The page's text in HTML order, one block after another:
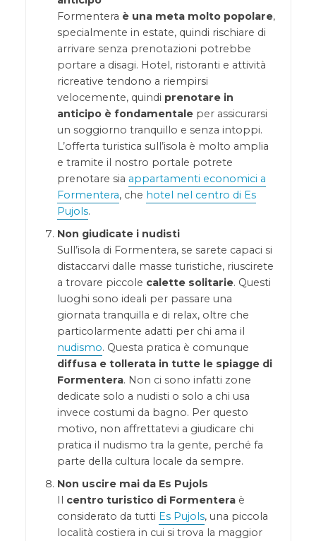
Formentera è una meta molto popolare,
specialmente in estate, quindi rischiare di
arrivare senza prenotazioni potrebbe
portare a disagi. Hotel, ristoranti e attività
ricreative tendono a riempirsi
velocemente, quindi prenotare in
anticipo è fondamentaleper assicurarsi
un soggiorno tranquillo e senza intoppi.
L’offerta turistica sull’isola è molto amplia
e tramite il nostro portale potrete
prenotare sia appartamenti economici a
Formentera, che hotel nel centro di Es
Pujols.
Non giudicate i nudisti
Sull’isola di Formentera, se sarete capaci si
distaccarvi dalle masse turistiche, riuscirete
a trovare piccole calette solitarie. Questi
luoghi sono ideali per passare una
giornata tranquilla e di relax, oltre che
particolarmente adatti per chi ama il
nudismo. Questa pratica è comunque
diffusa e tollerata in tutte le spiagge di
Formentera. Non ci sono infatti zone
dedicate solo a nudisti o solo a chi usa
invece costumi da bagno. Per questo
motivo, non affrettatevi a giudicare chi
pratica il nudismo tra la gente, perché fa
parte della cultura locale da sempre.
Non uscire mai da Es Pujols
Il centro turistico di Formenteraè
considerato da tutti Es Pujols, una piccola
località costiera in cui si trova la maggior